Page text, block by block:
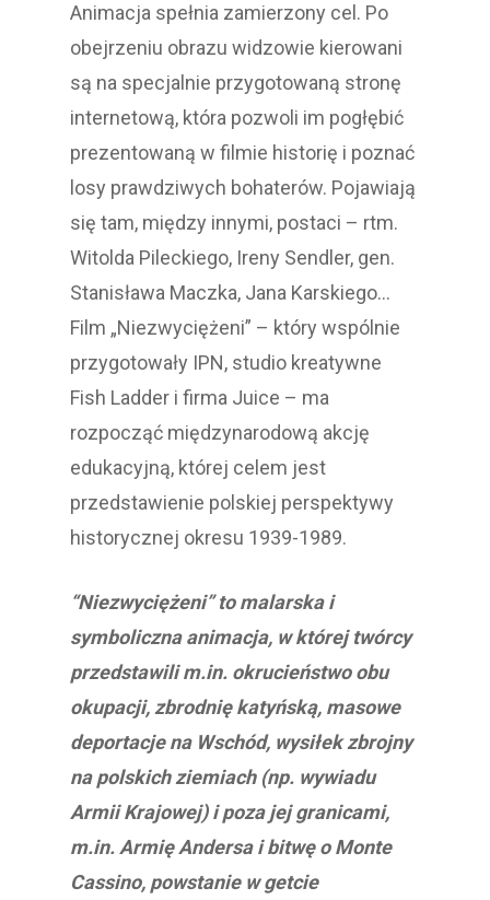
Animacja spełnia zamierzony cel. Po
obejrzeniu obrazu widzowie kierowani
są na specjalnie przygotowaną stronę
internetową, która pozwoli im pogłębić
prezentowaną w filmie historię i poznać
losy prawdziwych bohaterów. Pojawiają
się tam, między innymi, postaci – rtm.
Witolda Pileckiego, Ireny Sendler, gen.
Stanisława Maczka, Jana Karskiego…
Film „Niezwyciężeni” – który wspólnie
przygotowały IPN, studio kreatywne
Fish Ladder i firma Juice – ma
rozpocząć międzynarodową akcję
edukacyjną, której celem jest
przedstawienie polskiej perspektywy
historycznej okresu 1939-1989.
“Niezwyciężeni” to malarska i
symboliczna animacja, w której twórcy
przedstawili m.in. okrucieństwo obu
okupacji, zbrodnię katyńską, masowe
deportacje na Wschód, wysiłek zbrojny
na polskich ziemiach (np. wywiadu
Armii Krajowej) i poza jej granicami,
m.in. Armię Andersa i bitwę o Monte
Cassino, powstanie w getcie